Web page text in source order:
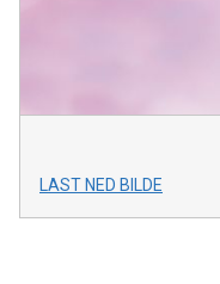
LAST NED BILDE